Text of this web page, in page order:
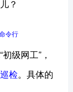
？
令行
级网工”，
检。具体的